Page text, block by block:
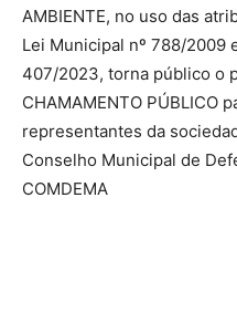
AMBIENTE, no uso das
Lei Municipal nº 788/2009
407/2023, torna público o
CHAMAMENTO PÚBLICO
representantes da
Conselho Municipal de
COMDEMA